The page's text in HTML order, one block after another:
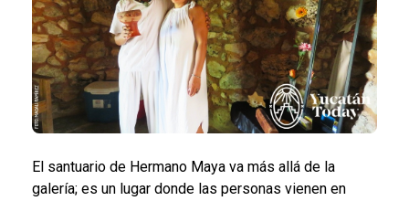
El santuario de Hermano Maya va más allá de la
galería; es un lugar donde las personas vienen en